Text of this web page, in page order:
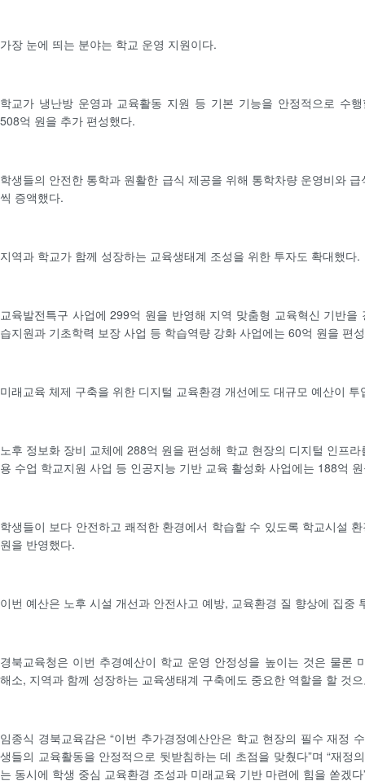
가장 눈에 띄는 분야는 학교 운영 지원이다.
학교가 냉난방 운영과 교육활동 지원 등 기본 기능을 안정적으로 수
508억 원을 추가 편성했다.
학생들의 안전한 통학과 원활한 급식 제공을 위해 통학차량 운영비와
씩 증액했다.
지역과 학교가 함께 성장하는 교육생태계 조성을 위한 투자도 확대했다.
교육발전특구 사업에 299억 원을 반영해 지역 맞춤형 교육혁신 기반을
습지원과 기초학력 보장 사업 등 학습역량 강화 사업에는 60억 원을 편
미래교육 체제 구축을 위한 디지털 교육환경 개선에도 대규모 예산이 투
노후 정보화 장비 교체에 288억 원을 편성해 학교 현장의 디지털 인프
용 수업 학교지원 사업 등 인공지능 기반 교육 활성화 사업에는 188억
학생들이 보다 안전하고 쾌적한 환경에서 학습할 수 있도록 학교시설
원을 반영했다.
이번 예산은 노후 시설 개선과 안전사고 예방, 교육환경 질 향상에 집중
경북교육청은 이번 추경예산이 학교 운영 안정성을 높이는 것은 물론
해소, 지역과 함께 성장하는 교육생태계 구축에도 중요한 역할을 할 것
임종식 경북교육감은 “이번 추가경정예산안은 학교 현장의 필수 재정
생들의 교육활동을 안정적으로 뒷받침하는 데 초점을 맞췄다”며 “재정
는 동시에 학생 중심 교육환경 조성과 미래교육 기반 마련에 힘을 쏟겠